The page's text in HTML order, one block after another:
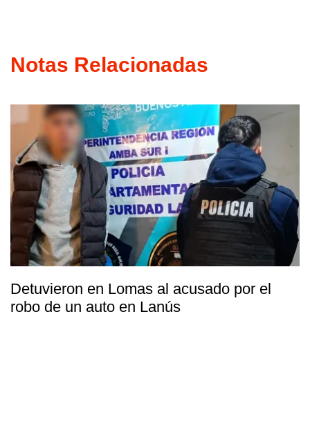
Notas Relacionadas
Detuvieron en Lomas al acusado por el
robo de un auto en Lanús